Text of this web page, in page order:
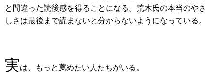
と間違った読後感を得ることになる。荒木氏の本当のやさ
しさは最後まで読まないと分からないようになっている。
実は、もっと薦めたい人たちがいる。